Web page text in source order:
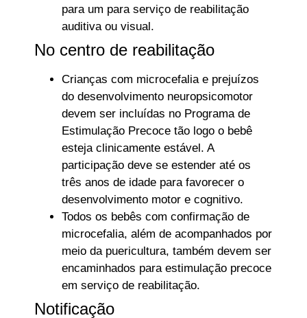
para um para serviço de reabilitação
auditiva ou visual.
No centro de reabilitação
Crianças com microcefalia e prejuízos
do desenvolvimento neuropsicomotor
devem ser incluídas no Programa de
Estimulação Precoce tão logo o bebê
esteja clinicamente estável. A
participação deve se estender até os
três anos de idade para favorecer o
desenvolvimento motor e cognitivo.
Todos os bebês com confirmação de
microcefalia, além de acompanhados por
meio da puericultura, também devem ser
encaminhados para estimulação precoce
em serviço de reabilitação.
Notificação